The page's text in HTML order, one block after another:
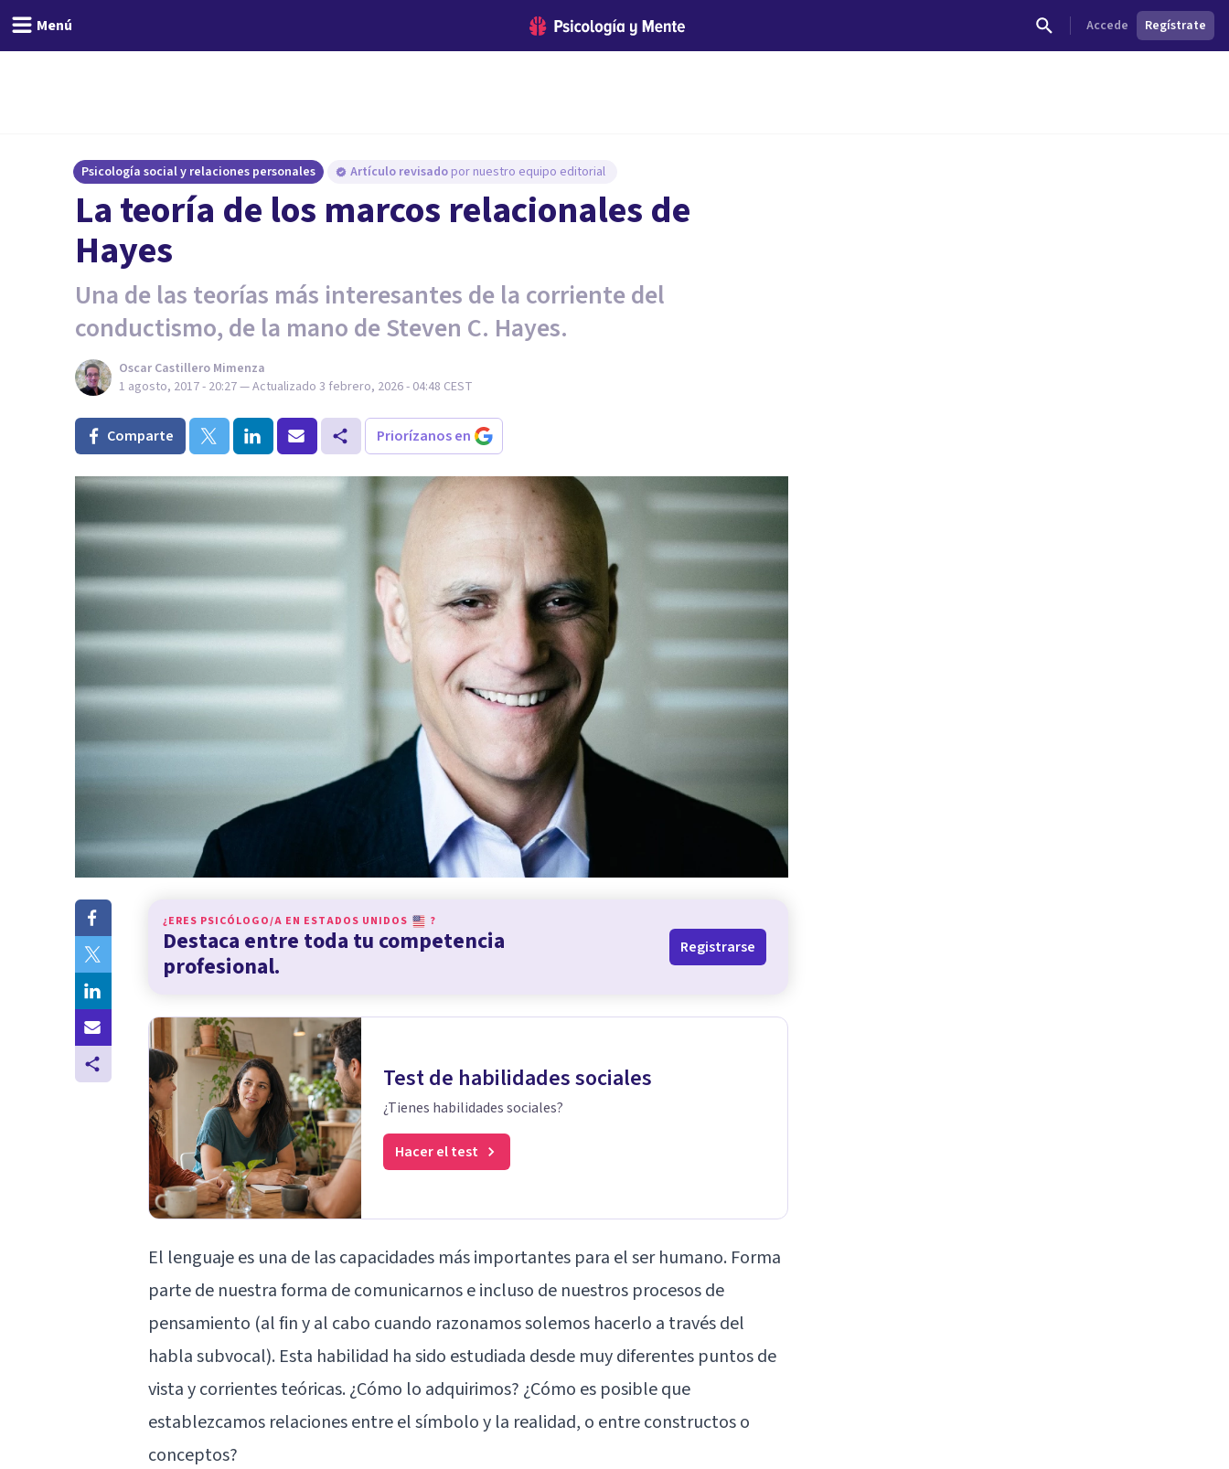
Menú Accede Regístrate
Psicología social y relaciones personales Artículo revisado por nuestro equipo editorial
La teoría de los marcos relacionales de
Hayes
Una de las teorías más interesantes de la corriente del
conductismo, de la mano de Steven C. Hayes.
Oscar Castillero Mimenza
1 agosto, 2017 - 20:27— Actualizado 3 febrero, 2026 - 04:48 CEST
Comparte Priorízanos en
¿ERES PSICÓLOGO/A EN ESTADOS UNIDOS ?
Destaca entre toda tu competencia
profesional.
Registrarse
Test de habilidades sociales
¿Tienes habilidades sociales?
Hacer el test
El lenguaje es una de las capacidades más importantes para el ser humano. Forma
parte de nuestra forma de comunicarnos e incluso de nuestros procesos de
pensamiento (al fin y al cabo cuando razonamos solemos hacerlo a través del
habla subvocal). Esta habilidad ha sido estudiada desde muy diferentes puntos de
vista y corrientes teóricas. ¿Cómo lo adquirimos? ¿Cómo es posible que
establezcamos relaciones entre el símbolo y la realidad, o entre constructos o
conceptos?